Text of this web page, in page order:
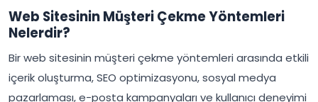
Web Sitesinin Müşteri Çekme Yöntemleri
Nelerdir?
Bir web sitesinin müşteri çekme yöntemleri arasında etkili
içerik oluşturma, SEO optimizasyonu, sosyal medya
pazarlaması, e-posta kampanyaları ve kullanıcı deneyimi